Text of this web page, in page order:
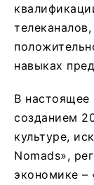
навыках
В настоящее
созданием
культуре,
Nomads»,
экономике –